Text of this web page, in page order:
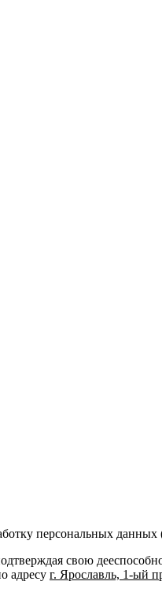
персональных данных
свою
адресу г. Ярославль, 1-ый